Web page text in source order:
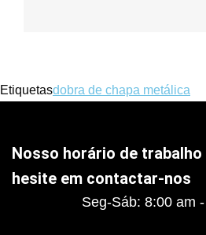
Etiquetasdobra de chapa metálica
Nosso horário de
hesite em contactar-nos
Seg-Sáb: 8:00 am